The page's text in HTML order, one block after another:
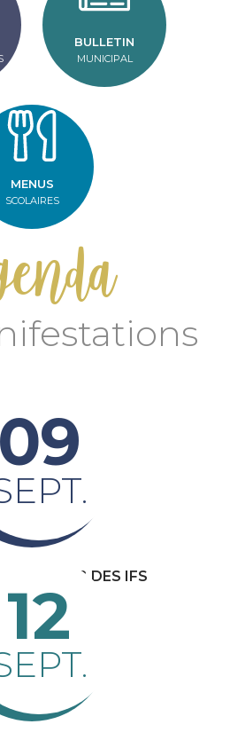
BULLETIN
MUNICIPAL
MENUS
SCOLAIRES
09
DU CLUB DES IFS
fêtes
12